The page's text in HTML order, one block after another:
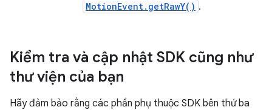
MotionEvent.getRawY() .
Kiểm tra và cập nhật SDK cũng như
thư viện của bạn
Hãy đảm bảo rằng các phần phụ thuộc SDK bên thứ ba